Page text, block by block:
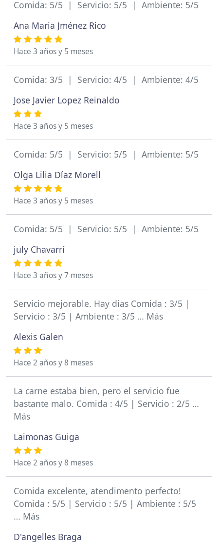
Comida: 5/5 | Servicio: 5/5 | Ambiente: 5/5
Ana Maria Jménez Rico
Hace 3 años y 5 meses
Comida: 3/5 | Servicio: 4/5 | Ambiente: 4/5
Jose Javier Lopez Reinaldo
Hace 3 años y 5 meses
Comida: 5/5 | Servicio: 5/5 | Ambiente: 5/5
Olga Lilia Díaz Morell
Hace 3 años y 5 meses
Comida: 5/5 | Servicio: 5/5 | Ambiente: 5/5
july Chavarrí
Hace 3 años y 7 meses
Servicio mejorable. Hay dias Comida : 3/5 |
Servicio : 3/5 | Ambiente : 3/5 … Más
Alexis Galen
Hace 2 años y 8 meses
La carne estaba bien, pero el servicio fue
bastante malo. Comida : 4/5 | Servicio : 2/5 …
Más
Laimonas Guiga
Hace 2 años y 8 meses
Comida excelente, atendimento perfecto!
Comida : 5/5 | Servicio : 5/5 | Ambiente : 5/5
… Más
D'angelles Braga